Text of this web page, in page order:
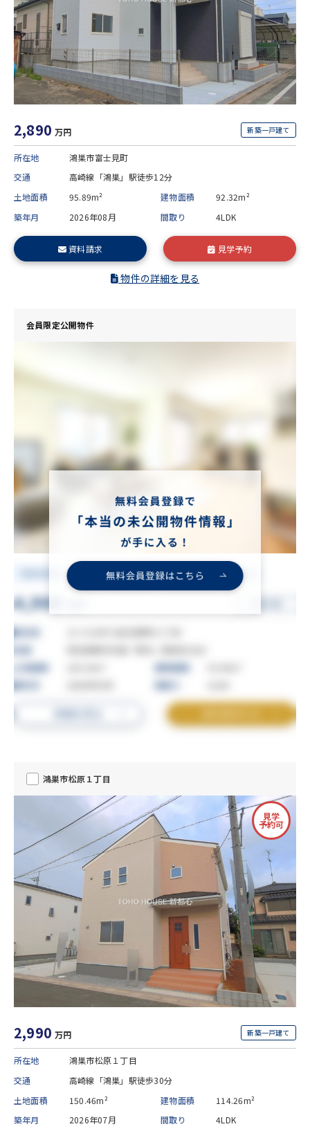
2,890 万円 新築一戸建て
所在地
鴻巣市富士見町
交通
高崎線「鴻巣」駅徒歩12分
土地面積
95.89m² 建物面積
92.32m²
築年月
2026年08月 間取り 4LDK
資料請求 見学予約
物件の詳細を見る
会員限定公開物件
鴻巣市松原１丁目
見学
予約可
2,990 万円 新築一戸建て
所在地
鴻巣市松原１丁目
交通
高崎線「鴻巣」駅徒歩30分
土地面積
150.46m² 建物面積
114.26m²
築年月
2026年07月 間取り 4LDK